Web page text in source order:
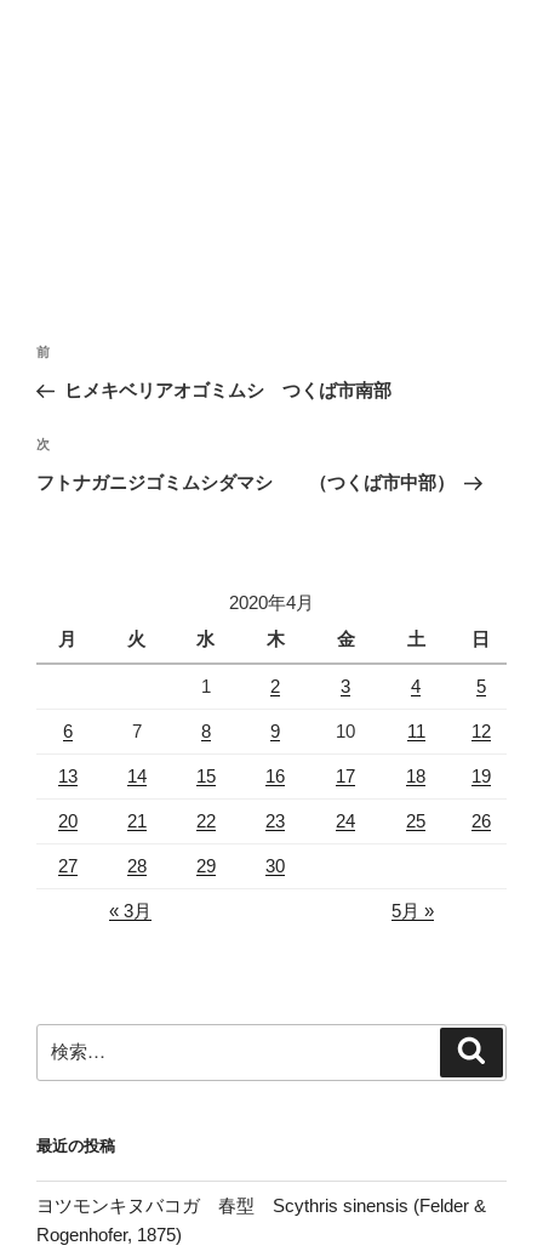
投
ナ
ビ
ゲ
前
の
稿
前
ヒメキベリアオゴミムシ つくば市南部
次
の
次
フトナガニジゴミムシダマシ （つくば市中部）
2020年4月
月
火 水 木 金 土 日
1 2 3 4 5
6 7 8 9 10 11 12
13 14 15 16 17 18 19
20 21 22 23 24 25 26
27 28 29 30
« 3月 5月 »
索:
最近の投稿
ヨツモンキヌバコガ 春型 Scythris sinensis (Felder &
Rogenhofer, 1875)